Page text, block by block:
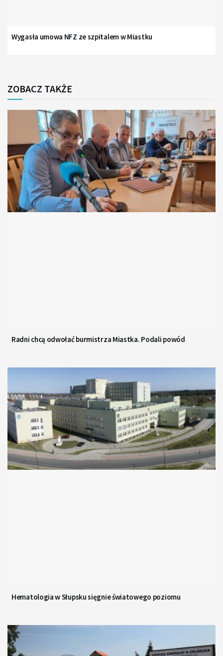
Wygasła umowa NFZ ze szpitalem w Miastku
ZOBACZ TAKŻE
Radni chcą odwołać burmistrza Miastka. Podali powód
Hematologia w Słupsku sięgnie światowego poziomu